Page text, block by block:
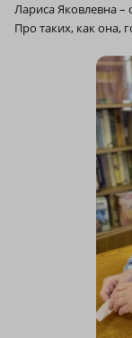
Лариса Яковлевна –
Про таких, как она,